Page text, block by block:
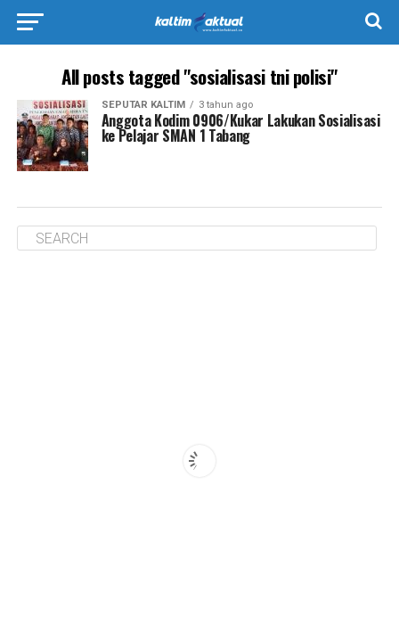
All posts tagged "sosialisasi tni polisi"
SEPUTAR KALTIM 3 tahun ago
Anggota Kodim 0906/Kukar Lakukan Sosialisasi
ke Pelajar SMAN 1 Tabang